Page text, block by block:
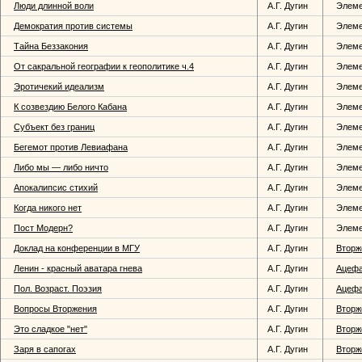
Люди длинной воли А.Г. Дугин
Демократия против системы А.Г. Дугин
Тайна Беззакония А.Г. Дугин
От сакральной географии к геополитике ч.4 А.Г. Дугин
Эротичекий идеализм А.Г. Дугин
К созвездию Белого Кабана А.Г. Дугин
Субъект без границ А.Г. Дугин
Бегемот против Левиафана А.Г. Дугин
Либо мы — либо ничто А.Г. Дугин
Апокалипсис стихий А.Г. Дугин
Когда никого нет А.Г. Дугин
Пост Модерн? А.Г. Дугин
Доклад на конференции в МГУ А.Г. Дугин
Ленин - красный аватара гнева А.Г. Дугин
Пол. Возраст. Поэзия А.Г. Дугин
Вопросы Вторжения А.Г. Дугин
Это сладкое "нет" А.Г. Дугин
Заря в сапогах А.Г. Дугин